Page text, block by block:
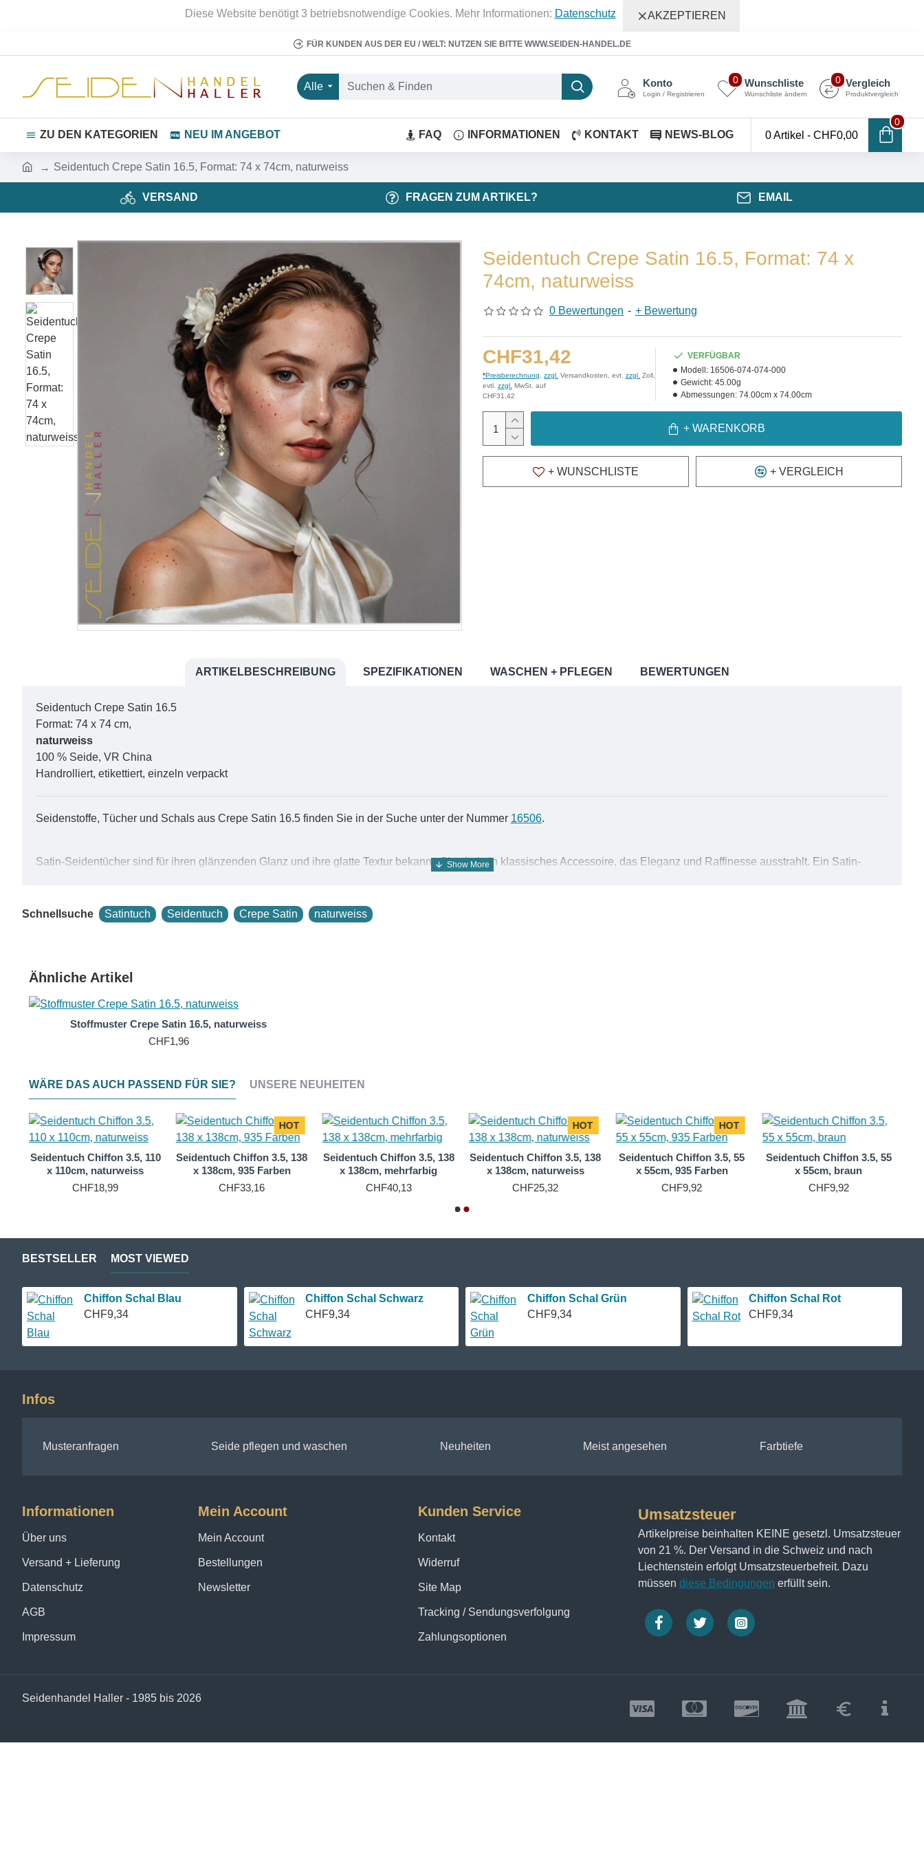
Diese Website benötigt 3 betriebsnotwendige Cookies. Mehr Informationen: Datenschutz AKZEPTIEREN
FÜR KUNDEN AUS DER EU / WELT: NUTZEN SIE BITTE WWW.SEIDEN-HANDEL.DE
Alle Konto
Login / Registrieren
Wunschliste
Wunschliste ändern
0 Vergleich
Produktvergleich
0
ZU DEN KATEGORIEN NEU IM ANGEBOT FAQ INFORMATIONEN KONTAKT NEWS-BLOG 0 Artikel - CHF0,00
0
Seidentuch Crepe Satin 16.5, Format: 74 x 74cm, naturweiss
VERSAND FRAGEN ZUM ARTIKEL? EMAIL
Seidentuch Crepe Satin 16.5, Format: 74 x
74cm, naturweiss
0 Bewertungen - + Bewertung
CHF31,42
*Preisberechnung zzgl. Versandkosten, evt. zzgl. Zoll,
evtl. zzgl. MwSt. auf
CHF31,42
VERFÜGBAR
Modell: 16506-074-074-000
Gewicht: 45.00g
Abmessungen: 74.00cm x 74.00cm
+ WARENKORB
+ WUNSCHLISTE + VERGLEICH
ARTIKELBESCHREIBUNG SPEZIFIKATIONEN WASCHEN + PFLEGEN BEWERTUNGEN
Seidentuch Crepe Satin 16.5
Format: 74 x 74 cm,
naturweiss
100 % Seide, VR China
Handrolliert, etikettiert, einzeln verpackt
Seidenstoffe, Tücher und Schals aus Crepe Satin 16.5 finden Sie in der Suche unter der Nummer 16506.
Satin-Seidentücher sind für ihren glänzenden Glanz und ihre glatte Textur bekannt. Sie sind ein klassisches Accessoire, das Eleganz und Raffinesse ausstrahlt. Ein Satin-
Satin-Seidentücher sind für ihren glänzenden Glanz und ihre glatte Textur bekannt. Sie sind ein klassisches Accessoire, das Eleganz und Raffinesse ausstrahlt. Ein Satin-
Schnellsuche Satintuch Seidentuch Crepe Satin naturweiss
Ähnliche Artikel
Stoffmuster Crepe Satin 16.5, naturweiss
CHF1,96
WÄRE DAS AUCH PASSEND FÜR SIE? UNSERE NEUHEITEN
Seidentuch Chiffon 3.5, 110
x 110cm, naturweiss
CHF18,99
HOT
Seidentuch Chiffon 3.5, 138
x 138cm, 935 Farben
CHF33,16
Seidentuch Chiffon 3.5, 138
x 138cm, mehrfarbig
CHF40,13
HOT
Seidentuch Chiffon 3.5, 138
x 138cm, naturweiss
CHF25,32
HOT
Seidentuch Chiffon 3.5, 55
x 55cm, 935 Farben
CHF9,92
Seidentuch Chiffon 3.5, 55
x 55cm, braun
CHF9,92
BESTSELLER MOST VIEWED
Chiffon Schal Blau
CHF9,34
Chiffon Schal Schwarz
CHF9,34
Chiffon Schal Grün
CHF9,34
Chiffon Schal Rot
CHF9,34
Infos
Musteranfragen Seide pflegen und waschen Neuheiten Meist angesehen Farbtiefe
Informationen
Über uns
Versand + Lieferung
Datenschutz
AGB
Impressum
Mein Account
Mein Account
Bestellungen
Newsletter
Kunden Service
Kontakt
Widerruf
Site Map
Tracking / Sendungsverfolgung
Zahlungsoptionen
Umsatzsteuer
Artikelpreise beinhalten KEINE gesetzl. Umsatzsteuer
von 21 %. Der Versand in die Schweiz und nach
Liechtenstein erfolgt Umsatzsteuerbefreit. Dazu
müssen diese Bedingungen erfüllt sein.
Seidenhandel Haller - 1985 bis 2026